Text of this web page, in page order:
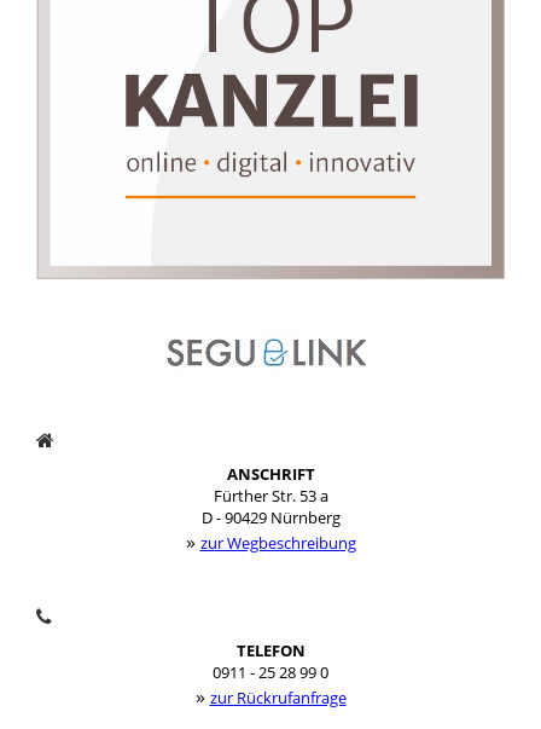
ANSCHRIFT
Fürther Str. 53 a
D - 90429 Nürnberg
» zur Wegbeschreibung
TELEFON
0911 - 25 28 99 0
» zur Rückrufanfrage